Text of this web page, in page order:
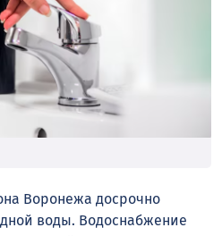
Воронежа досрочно
воды. Водоснабжение